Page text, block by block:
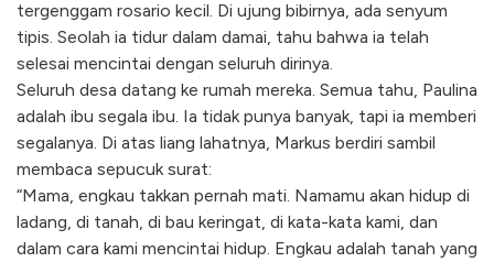
tergenggam rosario kecil. Di ujung bibirnya, ada senyum
tipis. Seolah ia tidur dalam damai, tahu bahwa ia telah
selesai mencintai dengan seluruh dirinya.
Seluruh desa datang ke rumah mereka. Semua tahu, Paulina
adalah ibu segala ibu. Ia tidak punya banyak, tapi ia memberi
segalanya. Di atas liang lahatnya, Markus berdiri sambil
membaca sepucuk surat:
“Mama, engkau takkan pernah mati. Namamu akan hidup di
ladang, di tanah, di bau keringat, di kata-kata kami, dan
dalam cara kami mencintai hidup. Engkau adalah tanah yang